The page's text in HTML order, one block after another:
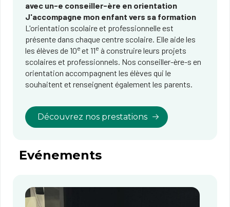
avec un-e conseiller-ère en orientation
J'accompagne mon enfant vers sa formation
L'orientation scolaire et professionnelle est
présente dans chaque centre scolaire. Elle aide les
les élèves de 10e et 11e​ à construire leurs projets
scolaires et professionnels. Nos conseiller-ère-s en
orientation accompagnent les élèves qui le
souhaitent et renseignent également les parents.
Découvrez nos prestations
Evénements